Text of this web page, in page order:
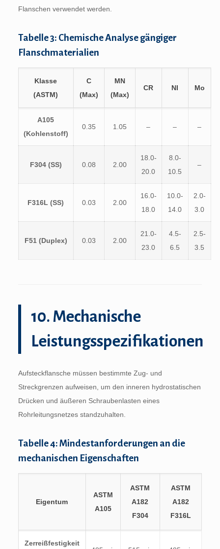
Flanschen verwendet werden.
Tabelle 3: Chemische Analyse gängiger
Flanschmaterialien
Klasse
(ASTM)
C
(Max)
MN
(Max)
CR NI Mo
A105
(Kohlenstoff)
0.35 1.05 – – –
F304 (SS) 0.08 2.00
18.0-
20.0
8.0-
10.5
–
F316L (SS) 0.03 2.00
16.0-
18.0
10.0-
14.0
2.0-
3.0
F51 (Duplex) 0.03 2.00
21.0-
23.0
4.5-
6.5
2.5-
3.5
10. Mechanische
Leistungsspezifikationen
Aufsteckflansche müssen bestimmte Zug- und
Streckgrenzen aufweisen, um den inneren hydrostatischen
Drücken und äußeren Schraubenlasten eines
Rohrleitungsnetzes standzuhalten.
Tabelle 4: Mindestanforderungen an die
mechanischen Eigenschaften
Eigentum
ASTM
A105
ASTM
A182
F304
ASTM
A182
F316L
Zerreißfestigkeit